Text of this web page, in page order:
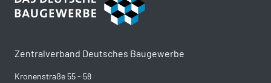
Zentralverband Deutsches Baugewerbe
Kronenstraße 55 - 58